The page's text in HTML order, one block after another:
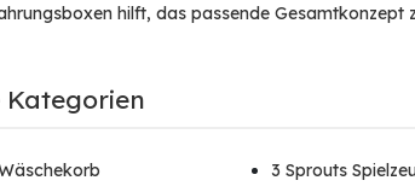
hilft, das passende Gesamtkonzept
Kategorien
3 Sprouts